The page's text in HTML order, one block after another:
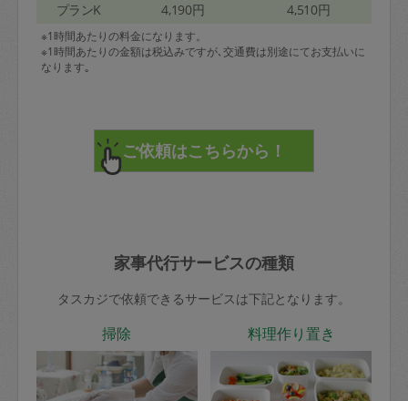
プランK 4,190円 4,510円
※1時間あたりの料金になります。
※1時間あたりの金額は税込みですが､交通費は別途にてお支払いに
なります｡
家事代行サービスの種類
タスカジで依頼できるサービスは下記となります。
掃除 料理作り置き